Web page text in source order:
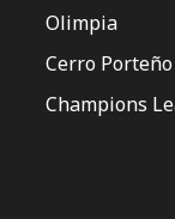
Olimpia
Cerro Porteño
Champions